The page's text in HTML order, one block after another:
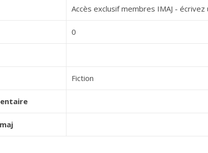
Accès exclusif membres IMAJ - écrivez
0
Fiction